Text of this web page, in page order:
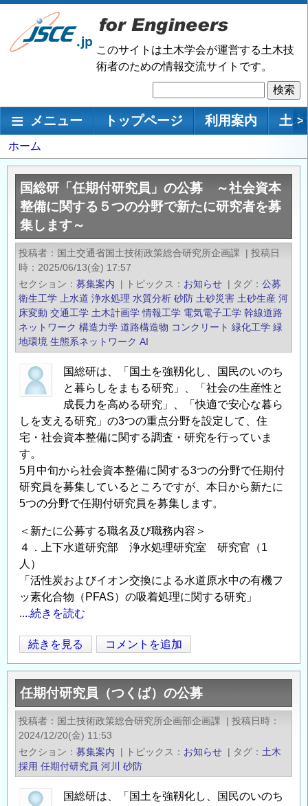
メ
ン
移
このサイトは土木学会が運営する土木技
術者のための情報交流サイトです。
索
メインナビゲーション
メニュー トップページ 利用案内 土 >
パ
ン
く
ず
ホーム
国総研「任期付研究員」の公募 ～社会資本
整備に関する５つの分野で新たに研究者を募
集します～
投稿者 国土交通省国土技術政策総合研究所企画課 | 投稿日
時
2025/06/13(金) 17:57
セクション
募集案内 | トピックス お知らせ | タグ
公募
衛生工学
上水道 浄水処理 水質分析 砂防 土砂災害 土砂生産 河
床変動 交通工学 土木計画学 情報工学 電気電子工学 幹線道路
ネットワーク 構造力学 道路構造物 コンクリート 緑化工学 緑
地環境 生態系ネットワーク AI
国総研は、「国土を強靱化し、国民のいのち
と暮らしをまもる研究」、「社会の生産性と
成長力を高める研究」、「快適で安心な暮ら
しを支える研究」の3つの重点分野を設定して、住
宅・社会資本整備に関する調査・研究を行っていま
す。
5月中旬から社会資本整備に関する3つの分野で任期付
研究員を募集しているところですが、本日から新たに
5つの分野で任期付研究員を募集します。
＜新たに公募する職名及び職務内容＞
４．上下水道研究部 浄水処理研究室 研究官（1
人）
「活性炭およびイオン交換による水道原水中の有機フ
ッ素化合物（PFAS）の吸着処理に関する研究」
....続きを読む
国
総
研
「任
期
付
研
究
の
続きを見る コメントを追加
任期付研究員（つくば）の公募
投稿者 国土技術政策総合研究所企画部企画課 | 投稿日時
2024/12/20(金) 11:53
セクション
募集案内 | トピックス お知らせ | タグ
土木
採用 任期付研究員 河川 砂防
国総研は、「国土を強靱化し、国民のいのち